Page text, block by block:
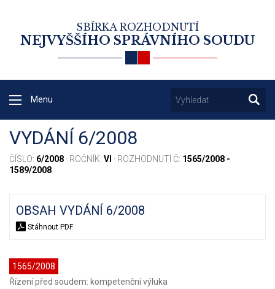
SBÍRKA ROZHODNUTÍ
NEJVYŠŠÍHO SPRÁVNÍHO SOUDU
Menu
VYDÁNÍ 6/2008
ČÍSLO: 6/2008 · ROČNÍK: VI · ROZHODNUTÍ Č: 1565/2008 -
1589/2008
OBSAH VYDÁNÍ 6/2008
Stáhnout PDF
1565/2008
Řízení před soudem: kompetenční výluka